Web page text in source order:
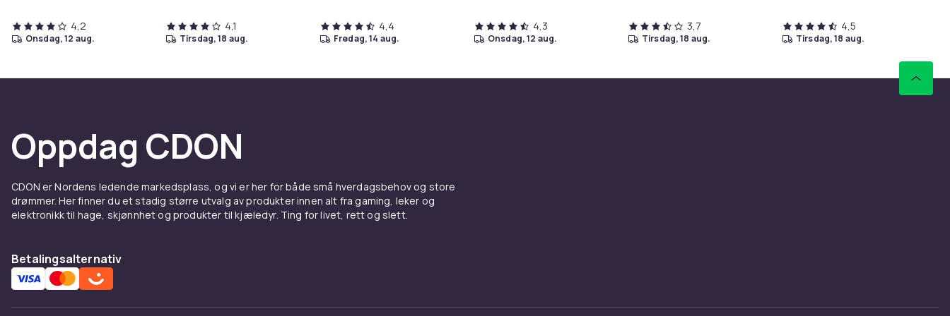
4,2
onsdag, 12 aug.
4,1
tirsdag, 18 aug.
4,4
fredag, 14 aug.
4,3
onsdag, 12 aug.
3,7
tirsdag, 18 aug.
4,5
tirsdag, 18 aug.
Oppdag CDON
CDON er Nordens ledende markedsplass, og vi er her for både små hverdagsbehov og store
drømmer. Her finner du et stadig større utvalg av produkter innen alt fra gaming, leker og
elektronikk til hage, skjønnhet og produkter til kjæledyr. Ting for livet, rett og slett.
Betalingsalternativ